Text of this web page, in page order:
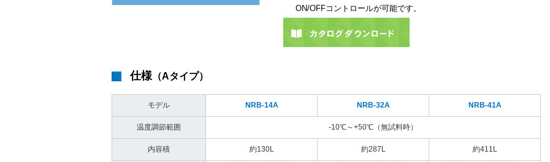
ON/OFFコントロールが可能です。
仕様 （Aタイプ）
モデル NRB-14A NRB-32A NRB-41A
温度調節範囲 -10℃～+50℃（無試料時）
内容積 約130L 約287L 約411L